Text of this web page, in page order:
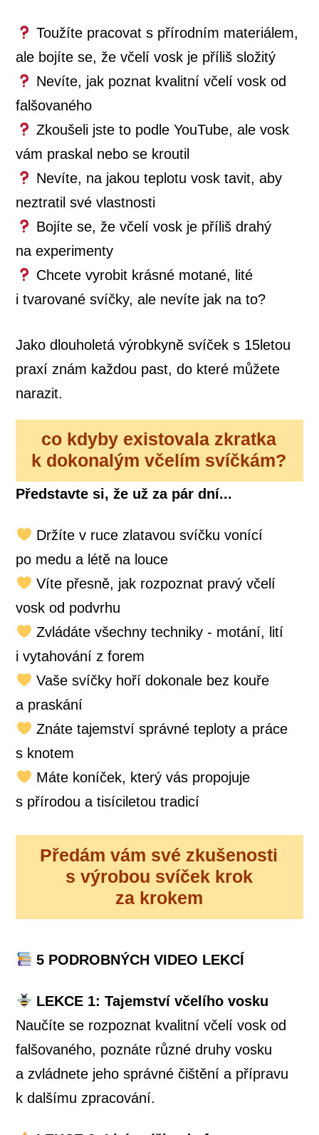
Toužíte pracovat s přírodním materiálem,
ale bojíte se, že včelí vosk je příliš složitý
Nevíte, jak poznat kvalitní včelí vosk od
falšovaného
Zkoušeli jste to podle YouTube, ale vosk
vám praskal nebo se kroutil
Nevíte, na jakou teplotu vosk tavit, aby
neztratil své vlastnosti
Bojíte se, že včelí vosk je příliš drahý
na experimenty
Chcete vyrobit krásné motané, lité
i tvarované svíčky, ale nevíte jak na to?
Jako dlouholetá výrobkyně svíček s 15letou
praxí znám každou past, do které můžete
narazit.
co kdyby existovala zkratka
k dokonalým včelím svíčkám?
Představte si, že už za pár dní...
Držíte v ruce zlatavou svíčku vonící
po medu a létě na louce
Víte přesně, jak rozpoznat pravý včelí
vosk od podvrhu
Zvládáte všechny techniky - motání, lití
i vytahování z forem
Vaše svíčky hoří dokonale bez kouře
a praskání
Znáte tajemství správné teploty a práce
s knotem
Máte koníček, který vás propojuje
s přírodou a tisíciletou tradicí
Předám vám své zkušenosti
s výrobou svíček krok
za krokem
5 PODROBNÝCH VIDEO LEKCÍ
LEKCE 1: Tajemství včelího vosku
Naučíte se rozpoznat kvalitní včelí vosk od
falšovaného, poznáte různé druhy vosku
a zvládnete jeho správné čištění a přípravu
k dalšímu zpracování.